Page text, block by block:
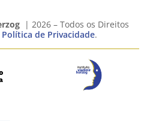
| 2026 – Todos os Direitos
Política de Privacidade.